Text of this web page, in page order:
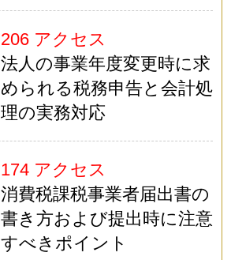
206 アクセス
法人の事業年度変更時に求
められる税務申告と会計処
理の実務対応
174 アクセス
消費税課税事業者届出書の
書き方および提出時に注意
すべきポイント